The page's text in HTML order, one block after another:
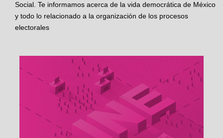
Social. Te informamos acerca de la vida democrática de México
y todo lo relacionado a la organización de los procesos
electorales